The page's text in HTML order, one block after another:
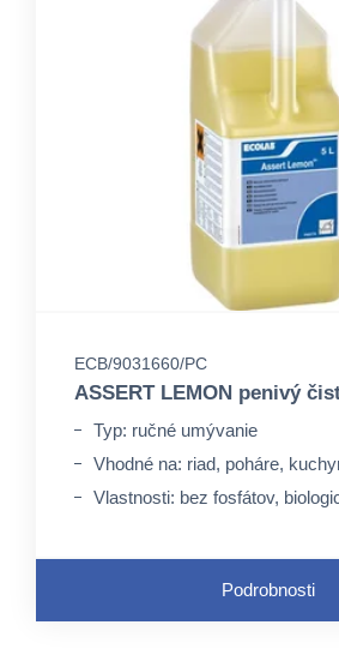
ECB/9031660/PC
ASSERT LEMON penivý
Typ: ručné umývanie
Vhodné na: riad, poháre,
Vlastnosti: bez fosfátov,
Podrobnosti